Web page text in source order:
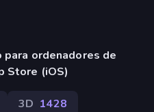
ordenadores de
Store (iOS)
3D 1428